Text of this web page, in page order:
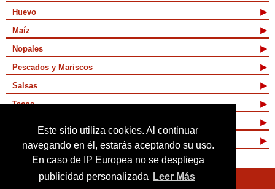
Este sitio utiliza cookies. Al continuar
navegando en él, estarás aceptando su uso.
En caso de IP Europea no se despliega
publicidad personalizada
Leer Más
Huevo
Maíz
Nopales
Pescados y Mariscos
Salsas
Tacos
Vegetarianas